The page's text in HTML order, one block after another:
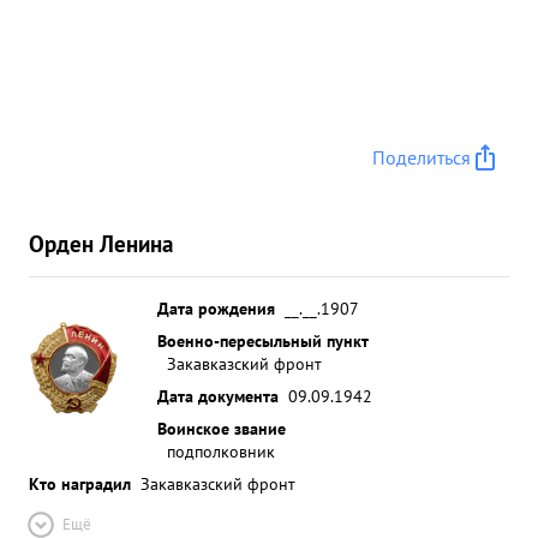
сбито в воздушных боях Танков автобусов 924
складов о боеприпасамижелезнодорожных 7
,дистерн с горючим разрушено -26 лошадей
дзотов-28 -31 повозокпереправ- 110, 2, солдат и
офицеров -10049. За период с 15 по 28 октября
1941 года когда противник сосредои точил
мотомехчасти на западном с целью берегу
форсировать Р.МИУС на участке реку и перейти
ПОКРОВСКОЕ-БИКОЛАЕВКА вн наступление
полку свою пехоту мехчасти была поставлена
Поделиться
Орден Ленина
Дата рождения
__.__.1907
Военно-пересыльный пункт
Закавказский фронт
Дата документа 09.09.1942
Воинское звание
подполковник
Кто наградил Закавказский фронт
Ещё